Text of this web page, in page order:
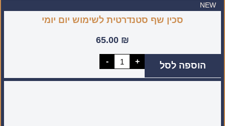
NEW
סכין שף סטנדרטית לשימוש יום יומי
65.00 ₪
-
כמות
של
שף
+ הוספה לסל